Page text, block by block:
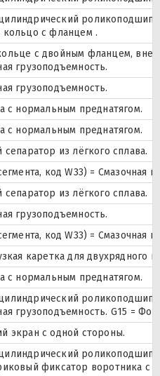
кольцо с фланцем .
с двойным фланцем,
грузоподъемность.
грузоподъемность.
с нормальным преднатягом.
с нормальным преднатягом.
сепаратор из лёгкого сплава.
код W33) =
сепаратор из лёгкого сплава.
грузоподъемность.
код W33) =
каретка для
с нормальным преднатягом.
грузоподъемность. G15 =
экран с одной стороны.
фиксатор воротника с